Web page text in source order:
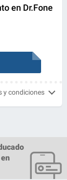
en Dr.Fone
y condiciones